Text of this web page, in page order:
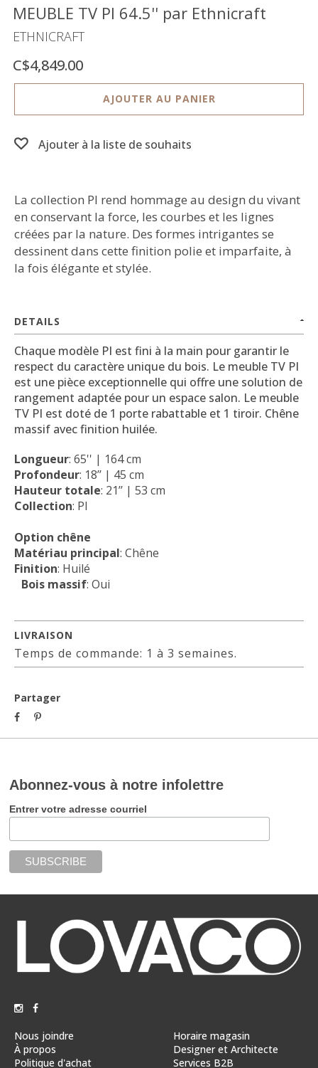
MEUBLE TV PI 64.5'' par Ethnicraft
ETHNICRAFT
C$4,849.00
AJOUTER AU PANIER
Ajouter à la liste de souhaits
La collection PI rend hommage au design du vivant
en conservant la force, les courbes et les lignes
créées par la nature. Des formes intrigantes se
dessinent dans cette finition polie et imparfaite, à
la fois élégante et stylée.
DETAILS
Chaque modèle PI est fini à la main pour garantir le
respect du caractère unique du bois. Le meuble TV PI
est une pièce exceptionnelle qui offre une solution de
rangement adaptée pour un espace salon. Le meuble
TV PI est doté de 1 porte rabattable et 1 tiroir. Chêne
massif avec finition huilée.
Longueur: 65'' | 164 cm
Profondeur: 18’’ | 45 cm
Hauteur totale: 21’’ | 53 cm
Collection: PI
Option chêne
Matériau principal: Chêne
Finition: Huilé
Bois massif: Oui
LIVRAISON
Temps de commande: 1 à 3 semaines.
Partager
Abonnez-vous à notre infolettre
Entrer votre adresse courriel
Nous joindre
À propos
Politique d'achat
Horaire magasin
Designer et Architecte
Services B2B